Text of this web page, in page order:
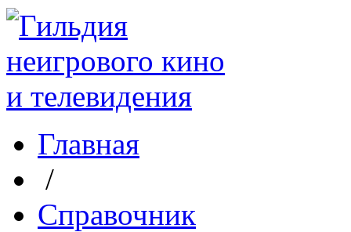
Главная
/
Справочник